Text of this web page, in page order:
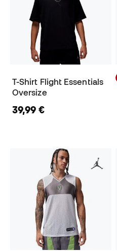
T-Shirt Flight Essentials
Oversize
39,99 €